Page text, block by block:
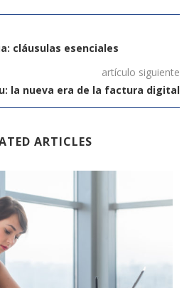
cláusulas esenciales
artículo siguiente
la nueva era de la factura digital
ARTICLES